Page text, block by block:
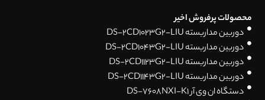
محصولات پرفروش اخیر
دوربین مداربسته DS-2CD1023G2-LIU
دوربین مداربسته DS-2CD1043G2-LIU
دوربین مداربسته DS-2CD1123G2-LIU
دوربین مداربسته DS-2CD1143G2-LIU
دستگاه ان وی آر DS-7608NXI-K1